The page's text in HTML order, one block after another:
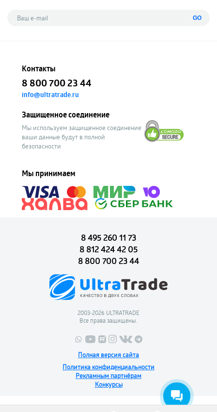
GO
Контакты
8 800 700 23 44
info@ultratrade.ru
Защищенное соединение
Мы используем защищенное соединение
ваши данные будут в полной
безопасности
Мы принимаем
8 495 260 11 73
8 812 424 42 05
8 800 700 23 44
2003-2026 ULTRATRADE
Все права защищены.
Полная версия сайта
Политика конфиденциальности
Рекламным партнёрам
Конкурсы